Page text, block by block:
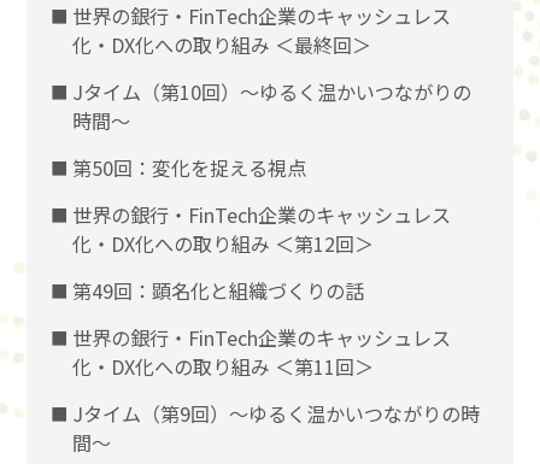
世界の銀行・FinTech企業のキャッシュレス
化・DX化への取り組み ＜最終回＞
Jタイム（第10回）～ゆるく温かいつながりの
時間～
第50回：変化を捉える視点
世界の銀行・FinTech企業のキャッシュレス
化・DX化への取り組み ＜第12回＞
第49回：顕名化と組織づくりの話
世界の銀行・FinTech企業のキャッシュレス
化・DX化への取り組み ＜第11回＞
Jタイム（第9回）～ゆるく温かいつながりの時
間～